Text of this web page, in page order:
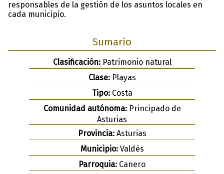
responsables de la gestión de los asuntos locales en
cada municipio.
Sumario
Clasificación:Patrimonio natural
Clase:Playas
Tipo:Costa
Comunidad autónoma:Principado de
Asturias
Provincia:Asturias
Municipio:Valdés
Parroquia: Canero